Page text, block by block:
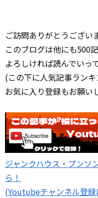
ご訪問ありがとうござい
このブログは他にも500
よろしければ読んでいっ
(この下に人気記事ラン
お気に入り登録もお願い
ジャンクハウス・プンソ
ら！
(Youtubeチャンネル登